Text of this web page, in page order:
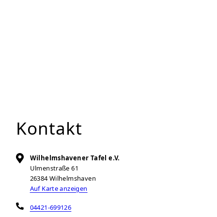
Kontakt
Wilhelmshavener Tafel e.V.
Ulmenstraße 61
26384Wilhelmshaven
Auf Karte anzeigen
04421-699126